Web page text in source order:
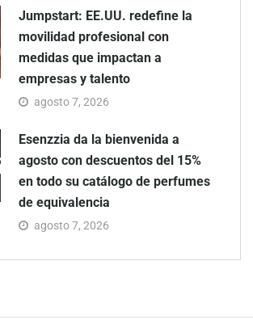
Jumpstart: EE.UU. redefine la
movilidad profesional con
medidas que impactan a
empresas y talento
agosto 7, 2026
Esenzzia da la bienvenida a
agosto con descuentos del 15%
en todo su catálogo de perfumes
de equivalencia
agosto 7, 2026